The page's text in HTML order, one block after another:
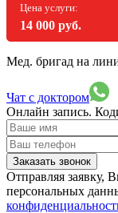
Цена услуги:
14 000 руб.
Мед. бригад на
Чат с доктором
Онлайн запись.
Заказать звонок
Отправляя заявку,
персональных